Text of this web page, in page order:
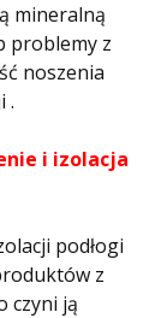
mineralną
problemy z
noszenia
.
i izolacja
podłogi
z
czyni ją